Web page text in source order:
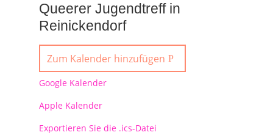
Queerer Jugendtreff in
Reinickendorf
Zum Kalender hinzufügen
Google Kalender
Apple Kalender
Exportieren Sie die .ics-Datei